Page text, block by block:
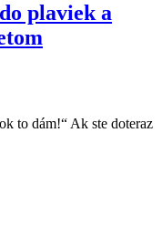
plaviek a
to dám!“ Ak ste doteraz